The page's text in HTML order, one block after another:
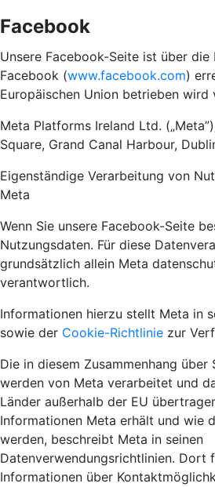
Facebook
Unsere Facebook-Seite ist über
Facebook (www.facebook.com)
Europäischen Union betrieben wird
Meta Platforms Ireland Ltd.
Square, Grand Canal Harbour,
Eigenständige Verarbeitung von
Meta
Wenn Sie unsere Facebook-Seite
Nutzungsdaten. Für diese
grundsätzlich allein Meta
verantwortlich.
Informationen hierzu stellt Meta in
sowie der Cookie-Richtlinie zur
Die in diesem Zusammenhang über
werden von Meta verarbeitet und
Länder außerhalb der EU
Informationen Meta erhält und wie
werden, beschreibt Meta in seinen
Datenverwendungsrichtlinien. Dort
Informationen über